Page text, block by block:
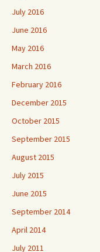
July 2016
June 2016
May 2016
March 2016
February 2016
December 2015
October 2015
September 2015
August 2015
July 2015
June 2015
September 2014
April 2014
July 2011